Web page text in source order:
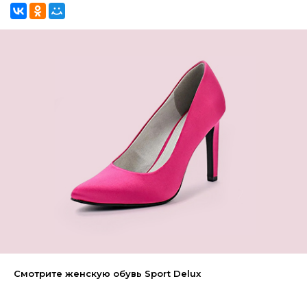
Смотрите женскую обувь Sport Delux